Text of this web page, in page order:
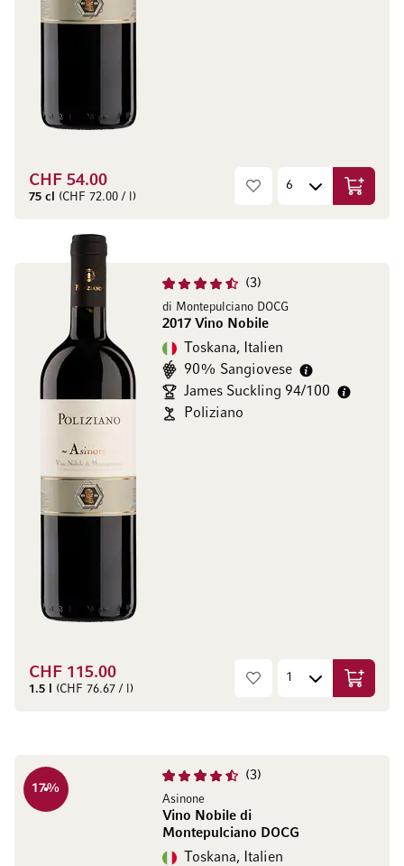
CHF 54.00
75 cl (CHF 72.00 / l) In den
3
di Montepulciano DOCG
2017 Vino Nobile
Toskana, Italien
90% Sangiovese
James Suckling 94/100
Poliziano
CHF 115.00
1.5 l (CHF 76.67 / l) In den
3
Asinone
Vino Nobile di
Montepulciano DOCG
17%
Toskana, Italien